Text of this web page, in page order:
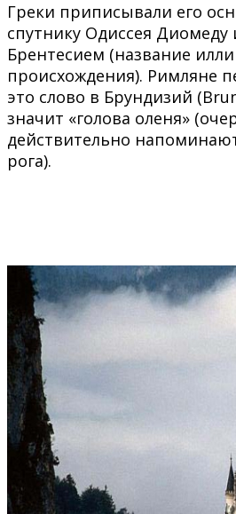
Греки приписывали его
спутнику Одиссея Диомеду
Брентесием (название
происхождения). Римляне
это слово в Брундизий
значит «голова оленя»
действительно
рога).